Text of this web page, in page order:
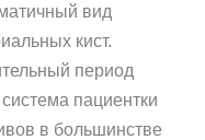
вид
кист.
период
пациентки
в большинстве